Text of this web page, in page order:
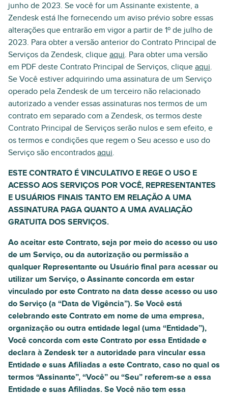
junho de 2023. Se você for um Assinante existente, a
Zendesk está lhe fornecendo um aviso prévio sobre essas
alterações que entrarão em vigor a partir de 1º de julho de
2023. Para obter a versão anterior do Contrato Principal de
Serviços da Zendesk, clique aqui. Para obter uma versão
em PDF deste Contrato Principal de Serviços, clique aqui.
Se Você estiver adquirindo uma assinatura de um Serviço
operado pela Zendesk de um terceiro não relacionado
autorizado a vender essas assinaturas nos termos de um
contrato em separado com a Zendesk, os termos deste
Contrato Principal de Serviços serão nulos e sem efeito, e
os termos e condições que regem o Seu acesso e uso do
Serviço são encontrados aqui.
ESTE CONTRATO É VINCULATIVO E REGE O USO E
ACESSO AOS SERVIÇOS POR VOCÊ, REPRESENTANTES
E USUÁRIOS FINAIS TANTO EM RELAÇÃO A UMA
ASSINATURA PAGA QUANTO A UMA AVALIAÇÃO
GRATUITA DOS SERVIÇOS.
Ao aceitar este Contrato, seja por meio do acesso ou uso
de um Serviço, ou da autorização ou permissão a
qualquer Representante ou Usuário final para acessar ou
utilizar um Serviço, o Assinante concorda em estar
vinculado por este Contrato na data desse acesso ou uso
do Serviço (a “Data de Vigência”). Se Você está
celebrando este Contrato em nome de uma empresa,
organização ou outra entidade legal (uma “Entidade”),
Você concorda com este Contrato por essa Entidade e
declara à Zendesk ter a autoridade para vincular essa
Entidade e suas Afiliadas a este Contrato, caso no qual os
termos “Assinante”, “Você” ou “Seu” referem-se a essa
Entidade e suas Afiliadas. Se Você não tem essa